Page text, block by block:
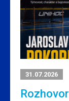
31.07.2026